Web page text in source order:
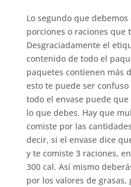
Lo segundo que
porciones o raciones que
Desgraciadamente el
contenido de todo el
paquetes contienen más
esto te puede ser confuso
todo el envase puede
lo que debes. Hay que
comiste por las
decir, si el envase dice
y te comiste 3 raciones,
300 cal. Así mismo
por los valores de grasas,